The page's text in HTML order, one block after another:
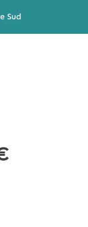
Sud